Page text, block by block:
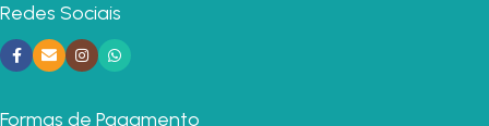
Redes Sociais
Formas de Pagamento